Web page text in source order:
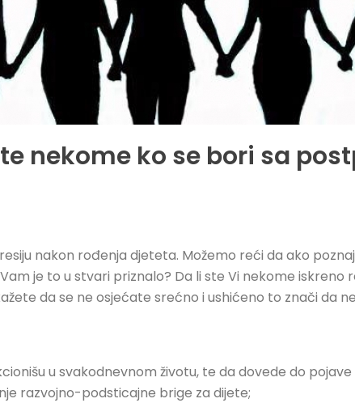
nekome ko se bori sa
nakon rođenja djeteta. Možemo reći da ako
je to u stvari priznalo? Da li ste Vi nekome
da se ne osjećate srećno i ushićeno to znači da
u svakodnevnom životu, te da dovede do
razvojno-podsticajne brige za dijete;